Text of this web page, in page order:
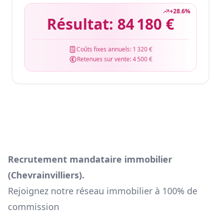
+28.6%
Résultat: 84 180 €
Coûts fixes annuels: 1 320 €
Retenues sur vente:4 500 €
Recrutement mandataire immobilier
(Chevrainvilliers).
Rejoignez notre réseau immobilier à 100% de
commission